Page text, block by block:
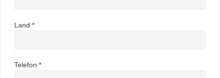
Land *
Telefon *